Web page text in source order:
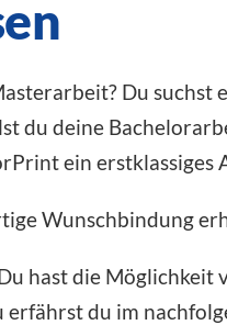
Du suchst
du deine
ein erstklassiges
Wunschbindung
hast die
du im